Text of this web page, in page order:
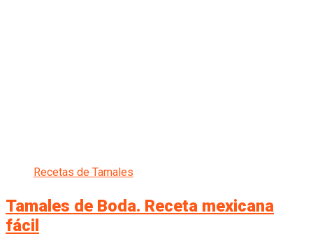
Recetas de Tamales
Tamales de Boda. Receta mexicana
fácil